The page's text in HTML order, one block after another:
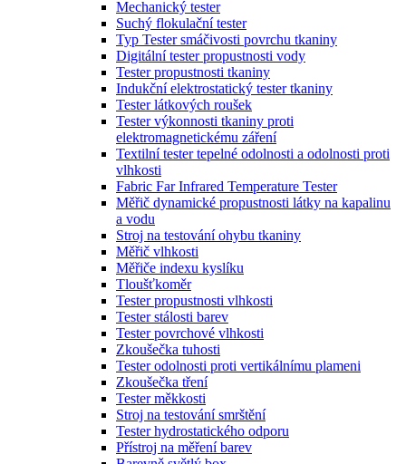
Mechanický tester
Suchý flokulační tester
Typ Tester smáčivosti povrchu tkaniny
Digitální tester propustnosti vody
Tester propustnosti tkaniny
Indukční elektrostatický tester tkaniny
Tester látkových roušek
Tester výkonnosti tkaniny proti
elektromagnetickému záření
Textilní tester tepelné odolnosti a odolnosti proti
vlhkosti
Fabric Far Infrared Temperature Tester
Měřič dynamické propustnosti látky na kapalinu
a vodu
Stroj na testování ohybu tkaniny
Měřič vlhkosti
Měřiče indexu kyslíku
Tloušťkoměr
Tester propustnosti vlhkosti
Tester stálosti barev
Tester povrchové vlhkosti
Zkoušečka tuhosti
Tester odolnosti proti vertikálnímu plameni
Zkoušečka tření
Tester měkkosti
Stroj na testování smrštění
Tester hydrostatického odporu
Přístroj na měření barev